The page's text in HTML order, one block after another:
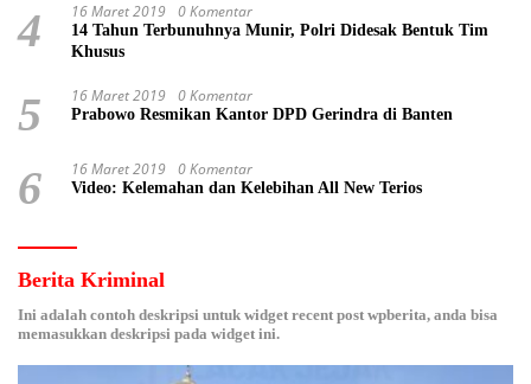
4 16 Maret 2019 0 Komentar
14 Tahun Terbunuhnya Munir, Polri Didesak Bentuk Tim
Khusus
5 16 Maret 2019 0 Komentar
Prabowo Resmikan Kantor DPD Gerindra di Banten
6 16 Maret 2019 0 Komentar
Video: Kelemahan dan Kelebihan All New Terios
Berita Kriminal
Ini adalah contoh deskripsi untuk widget recent post wpberita, anda bisa
memasukkan deskripsi pada widget ini.